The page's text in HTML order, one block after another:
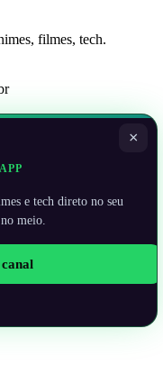
filmes, tech.
×
e tech direto no seu
meio.